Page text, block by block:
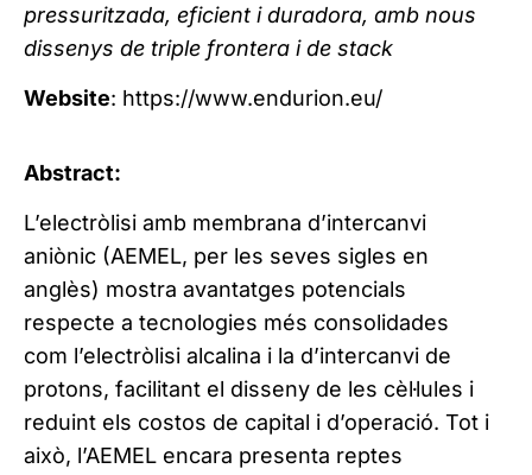
pressuritzada, eficient i duradora, amb nous
dissenys de triple frontera i de stack
Website: https://www.endurion.eu/
Abstract:
L’electròlisi amb membrana d’intercanvi
aniònic (AEMEL, per les seves sigles en
anglès) mostra avantatges potencials
respecte a tecnologies més consolidades
com l’electròlisi alcalina i la d’intercanvi de
protons, facilitant el disseny de les cèl·lules i
reduint els costos de capital i d’operació. Tot i
això, l’AEMEL encara presenta reptes